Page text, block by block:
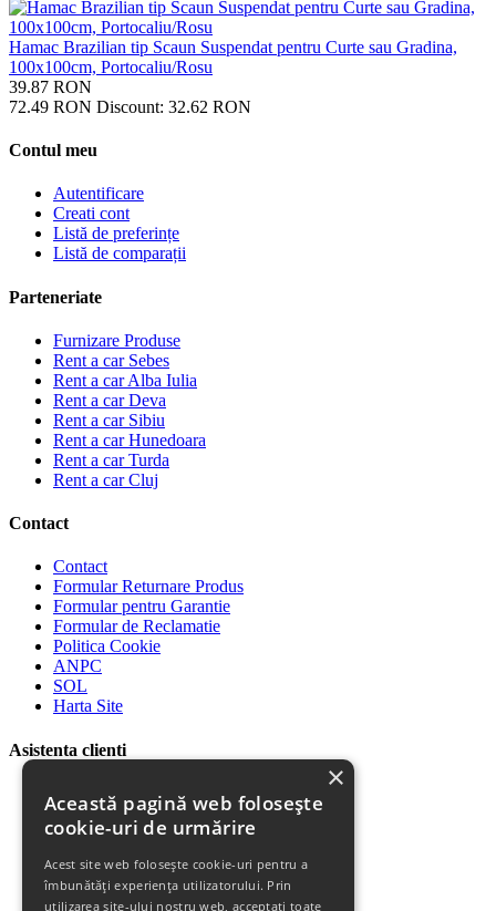
Hamac Brazilian tip Scaun Suspendat pentru Curte sau Gradina,
100x100cm, Portocaliu/Rosu
39.87 RON
72.49 RON Discount: 32.62 RON
Contul meu
Autentificare
Creati cont
Listă de preferințe
Listă de comparații
Parteneriate
Furnizare Produse
Rent a car Sebes
Rent a car Alba Iulia
Rent a car Deva
Rent a car Sibiu
Rent a car Hunedoara
Rent a car Turda
Rent a car Cluj
Contact
Contact
Formular Returnare Produs
Formular pentru Garantie
Formular de Reclamatie
Politica Cookie
ANPC
SOL
Harta Site
Asistenta clienti
Plata Produselor
Livrarea Produselor
Politica de Retur
Descarca Garantia
Urmareste Comanda
Această pagină web folosește
cookie-uri de urmărire
Acest site web folosește cookie-uri pentru a
îmbunătăți experiența utilizatorului. Prin
utilizarea site-ului nostru web, acceptați toate
×